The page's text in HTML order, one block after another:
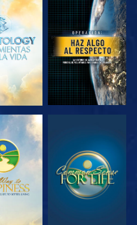
LAS
VE
VE